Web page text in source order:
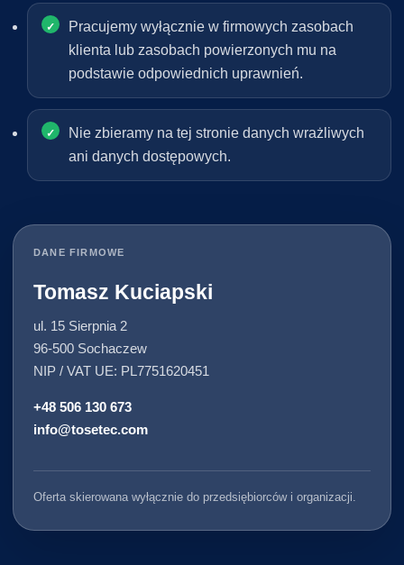
Pracujemy wyłącznie w firmowych zasobach
klienta lub zasobach powierzonych mu na
podstawie odpowiednich uprawnień.
Nie zbieramy na tej stronie danych wrażliwych
ani danych dostępowych.
DANE FIRMOWE
Tomasz Kuciapski
ul. 15 Sierpnia 2
96-500 Sochaczew
NIP / VAT UE: PL7751620451
+48 506 130 673
info@tosetec.com
Oferta skierowana wyłącznie do przedsiębiorców i organizacji.